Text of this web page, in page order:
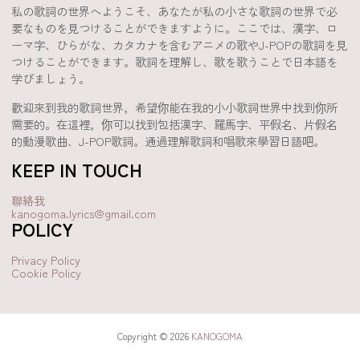
私の歌詞の世界へようこそ、あなたが私の小さな歌詞の世界で必
要なものを見つけることができますように。ここでは、漢字、ロ
ーマ字、ひらがな、カタカナを含むアニメの歌やJ-POPの歌詞を見
つけることができます。歌詞を理解し、歌を歌うことで日本語を
学びましょう。
歡迎來到我的歌詞世界，希望你能在我的小小歌詞世界中找到你所
需要的。在這裡，你可以找到包括漢字、羅馬字、平假名、片假名
的動漫歌曲、J-POP歌詞。通過理解歌詞和唱歌來學習日語吧。
KEEP IN TOUCH
聯絡我
kanogoma.lyrics@gmail.com
POLICY
Privacy Policy
Cookie Policy
Copyright © 2026 KANOGOMA